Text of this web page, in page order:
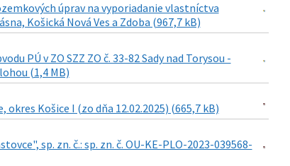
úprav na vyporiadanie vlastníctva
Košická Nová Ves a Zdoba (967,7 kB)
PÚ v ZO SZZ ZO č. 33-82 Sady nad Torysou -
(1,4 MB)
okres Košice I (zo dňa 12.02.2025) (665,7 kB)
sp. zn. č.: sp. zn. č. OU-KE-PLO-2023-039568-